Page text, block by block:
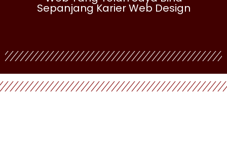
Sepanjang Karier Web Design